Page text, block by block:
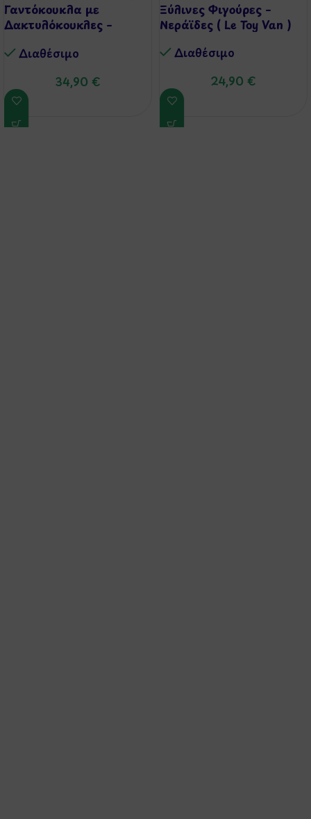
Γαντόκουκλα με
Δακτυλόκουκλες –
Διαθέσιμo
34,90 €
Ξύλινες Φιγούρες –
Νεράϊδες ( Le Toy Van )
Διαθέσιμo
24,90 €